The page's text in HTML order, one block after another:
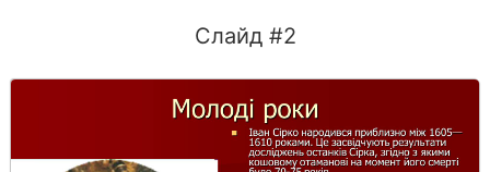
Слайд #2